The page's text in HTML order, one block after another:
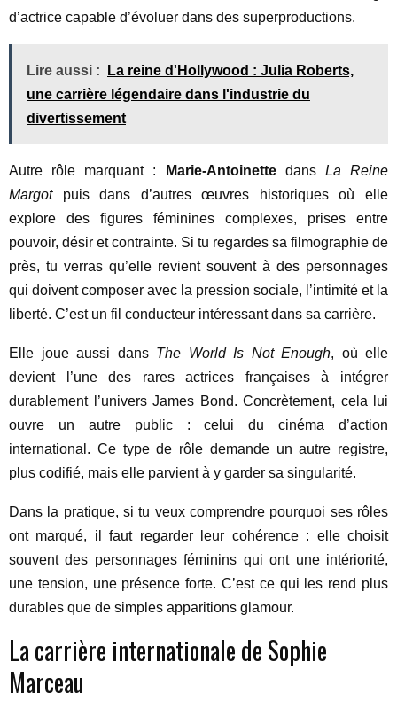
d’actrice capable d’évoluer dans des superproductions.
Lire aussi :
La reine d'Hollywood : Julia Roberts,
une carrière légendaire dans l'industrie du
divertissement
Autre rôle marquant : Marie-Antoinettedans La Reine
Margotpuis dans d’autres œuvres historiques où elle
explore des figures féminines complexes, prises entre
pouvoir, désir et contrainte. Si tu regardes sa filmographie de
près, tu verras qu’elle revient souvent à des personnages
qui doivent composer avec la pression sociale, l’intimité et la
liberté. C’est un fil conducteur intéressant dans sa carrière.
Elle joue aussi dans The World Is Not Enough, où elle
devient l’une des rares actrices françaises à intégrer
durablement l’univers James Bond. Concrètement, cela lui
ouvre un autre public : celui du cinéma d’action
international. Ce type de rôle demande un autre registre,
plus codifié, mais elle parvient à y garder sa singularité.
Dans la pratique, si tu veux comprendre pourquoi ses rôles
ont marqué, il faut regarder leur cohérence : elle choisit
souvent des personnages féminins qui ont une intériorité,
une tension, une présence forte. C’est ce qui les rend plus
durables que de simples apparitions glamour.
La carrière internationale de Sophie
Marceau